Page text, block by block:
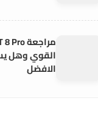
القوي وهل
الافضل